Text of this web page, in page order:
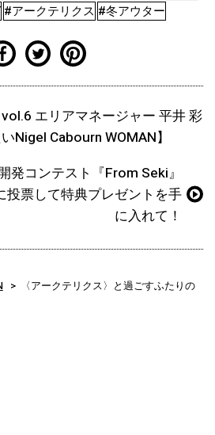
#アークテリクス #冬アウター
エリアマネージャー 平井 彩
Nigel Cabourn WOMAN】
発コンテスト『From Seki』
投票して特典プレゼントを手
に入れて！
〈アークテリクス〉と過ごすふたりの